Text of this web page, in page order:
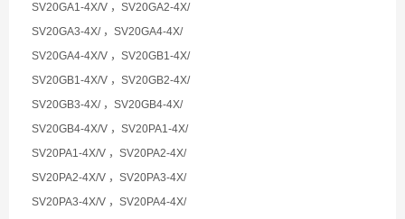
SV20GA1-4X/V ，SV20GA2-4X/
SV20GA3-4X/ ，SV20GA4-4X/
SV20GA4-4X/V ，SV20GB1-4X/
SV20GB1-4X/V ，SV20GB2-4X/
SV20GB3-4X/ ，SV20GB4-4X/
SV20GB4-4X/V ，SV20PA1-4X/
SV20PA1-4X/V ，SV20PA2-4X/
SV20PA2-4X/V ，SV20PA3-4X/
SV20PA3-4X/V ，SV20PA4-4X/